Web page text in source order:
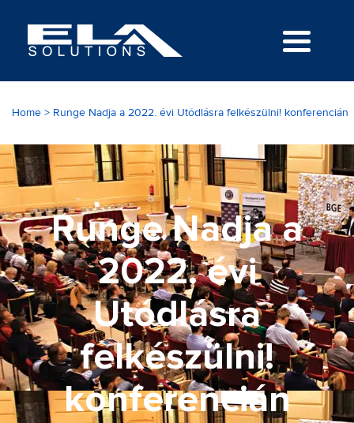
Home > Runge Nadja a 2022. évi Utódlásra felkészülni! konferencián
Runge Nadja a
2022. évi
Utódlásra
felkészülni!
konferencián